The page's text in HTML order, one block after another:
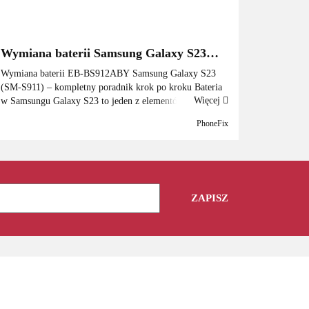
Wymiana baterii Samsung Galaxy S23
(SM-S911) – kompletny poradnik krok po
kroku 2026
PhoneFix
Wymiana baterii EB-BS912ABY Samsung Galaxy S23
(SM-S911) – kompletny poradnik krok po kroku Bateria
w Samsungu Galaxy S23 to jeden z elementów, który
Więcej